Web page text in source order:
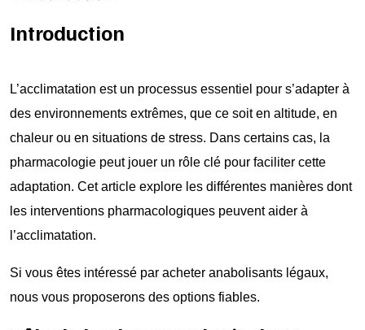
Introduction
L’acclimatation est un processus essentiel pour s’adapter à
des environnements extrêmes, que ce soit en altitude, en
chaleur ou en situations de stress. Dans certains cas, la
pharmacologie peut jouer un rôle clé pour faciliter cette
adaptation. Cet article explore les différentes manières dont
les interventions pharmacologiques peuvent aider à
l’acclimatation.
Si vous êtes intéressé par acheter anabolisants légaux,
nous vous proposerons des options fiables.